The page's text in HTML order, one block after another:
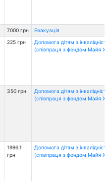
7000 грн Евакуація
225 грн
Допомога дітям з інвалідністю
(співпраця з фондом Майя
350 грн
Допомога дітям з інвалідністю
(співпраця з фондом Майя
1996.1
грн
Допомога дітям з інвалідністю
(співпраця з фондом Майя